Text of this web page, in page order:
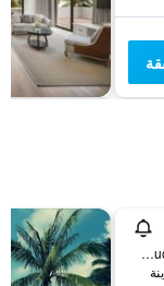
64 Tran Hung Dao, Duong Dong, Phu Quoc, فيتنام